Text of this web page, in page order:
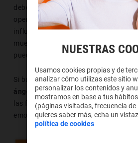
debemos dejar de lado que el
operativo que utilices también
influencia. A continuación, aparece
muestra la amplia variedad de formas
puede mostrar a este símbolo.
Si buscas tener más datos sobre el
ángel
, en lapágina oficial de
las formas en las que se pueden ver
emoticonos.
NUESTRAS
Usamos cookies propias y de
analizar cómo utilizas este sitio
personalizar los contenidos y
mostramos en base a tus
(páginas visitadas, frecuencia de
quieres saber más, echa un
política de cookies